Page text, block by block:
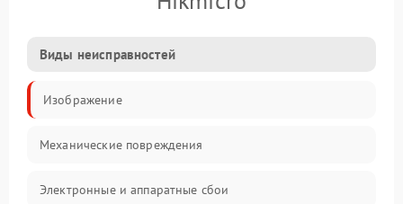
Виды неисправностей
Изображение
Механические повреждения
Электронные и аппаратные сбои